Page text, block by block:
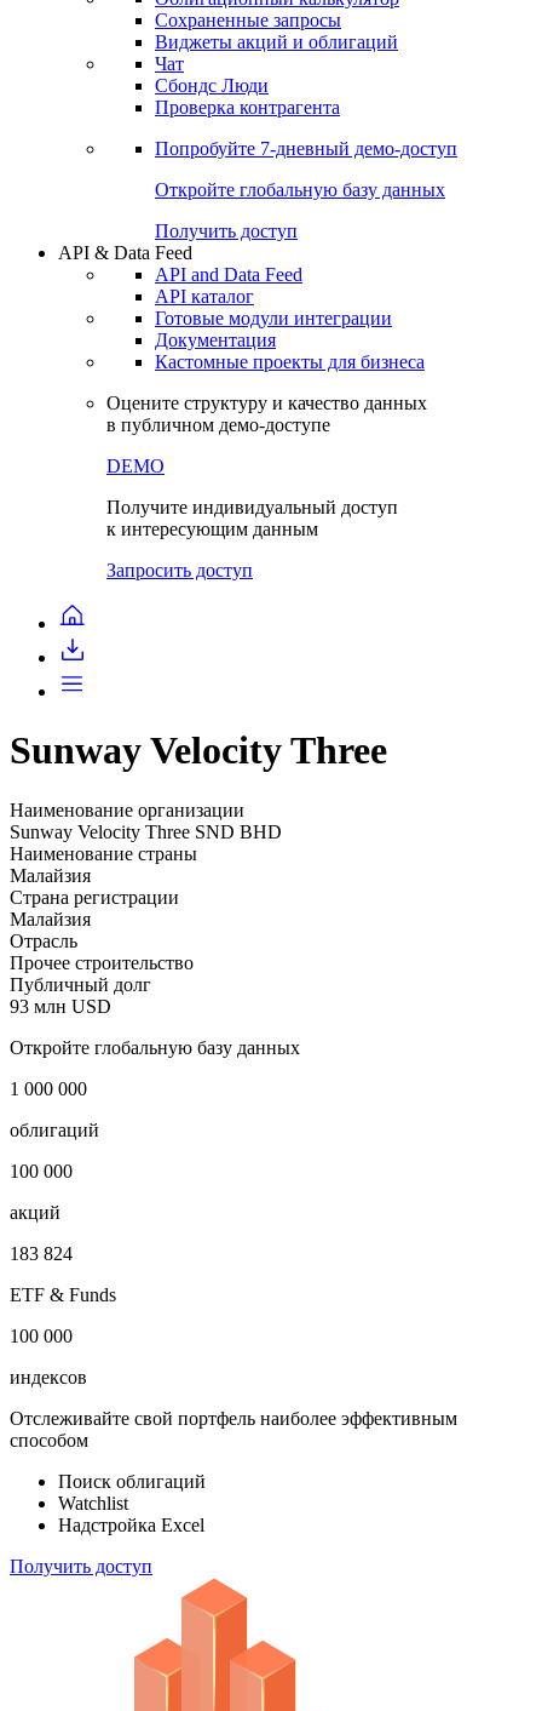
Сохраненные запросы
Виджеты акций и облигаций
Чат
Сбондс Люди
Проверка контрагента
Попробуйте 7-дневный демо-доступ
Откройте глобальную базу данных
Получить доступ
API & Data Feed
API and Data Feed
API каталог
Готовые модули интеграции
Документация
Кастомные проекты для бизнеса
Оцените структуру и качество данных
в публичном демо-доступе
DEMO
Получите индивидуальный доступ
к интересующим данным
Запросить доступ
Sunway Velocity Three
Наименование организации
Sunway Velocity Three SND BHD
Наименование страны
Малайзия
Страна регистрации
Малайзия
Отрасль
Прочее строительство
Публичный долг
93 млн USD
Откройте глобальную базу данных
1 000 000
облигаций
100 000
акций
183 824
ETF & Funds
100 000
индексов
Отслеживайте свой портфель наиболее эффективным
способом
Поиск облигаций
Watchlist
Надстройка Excel
Получить доступ